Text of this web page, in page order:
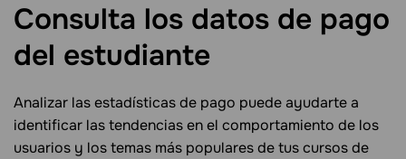
Consulta los datos de pago
del estudiante
Analizar las estadísticas de pago puede ayudarte a
identificar las tendencias en el comportamiento de los
usuarios y los temas más populares de tus cursos de